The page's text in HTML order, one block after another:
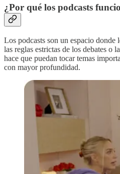
¿Por qué los podcasts
Los podcasts son un espacio donde
las reglas estrictas de los debates o
hace que puedan tocar temas
con mayor profundidad.